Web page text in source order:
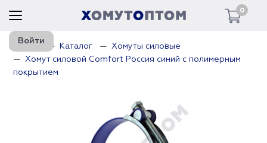
0
Войти
Главная Каталог
Хомуты силовые
Хомут силовой Comfort Россия синий с полимерным
покрытием